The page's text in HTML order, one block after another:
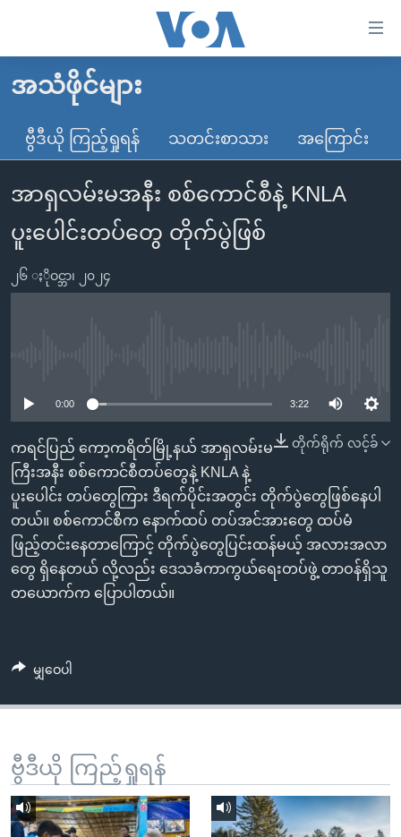
လွယ်ကူ
သည့်
များ
ပင်မ
သို့
စာမျက်နှာ
သို့
ကျော်
ကြည့်
ရန်
ရှာဖွေ
ရန်
ကျော်
မူလစာမျက်နှာ
မြန်မာ
ကမ္ဘာ့သတင်းများ
နိုင်ငံတကာ
အမေရိကန်
အစ္စရေး-ပါလက်စတိုင်း
ဗွီဒီယို
သတင်းလွတ်လပ်ခွင့်
ရပ်ဝန်းတခု လမ်းတခု အလွန်
အင်္ဂလိပ်စာလေ့လာမယ်
ဗွီအိုအေ လူမှုကွန်ယက်များ
ဘာသာစကားများ
အသံဖိုင်များ
ဗွီဒီယို ကြည့်ရှုရန် သတင်းစာသား အကြောင်း
အာရှလမ်းမအနီး စစ်ကောင်စီနဲ့ KNLA
ပူးပေါင်းတပ်တွေ တိုက်ပွဲဖြစ်
၂၆ ႏိုဝင္ဘာ၊ ၂၀၂၄
0:00 3:22
တိုက်ရိုက် လင့်ခ်
ကရင်ပြည် ကော့ကရိတ်မြို့နယ် အာရှလမ်းမ
ကြီးအနီး စစ်ကောင်စီတပ်တွေနဲ့ KNLA နဲ့
ပူးပေါင်း တပ်တွေကြား ဒီရက်ပိုင်းအတွင်း တိုက်ပွဲတွေဖြစ်နေပါ
တယ်။ စစ်ကောင်စီက နောက်ထပ် တပ်အင်အားတွေ ထပ်မံ
ဖြည့်တင်းနေတာကြောင့် တိုက်ပွဲတွေပြင်းထန်မယ့် အလားအလာ
တွေ ရှိနေတယ် လို့လည်း ဒေသခံကာကွယ်ရေးတပ်ဖွဲ့ တာဝန်ရှိသူ
တယောက်က ပြောပါတယ်။
မျှဝေပါ
ဗွီဒီယို ကြည့်ရှုရန်